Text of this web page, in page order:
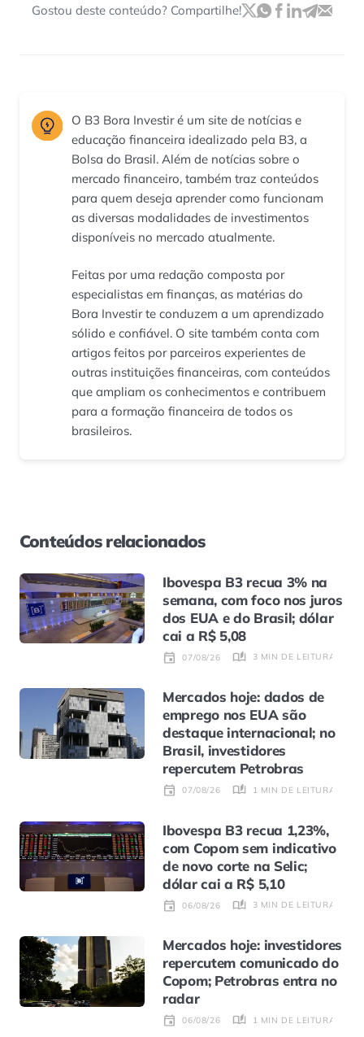
Gostou deste conteúdo? Compartilhe!
O B3 Bora Investir é um site de notícias e
educação financeira idealizado pela B3, a
Bolsa do Brasil. Além de notícias sobre o
mercado financeiro, também traz conteúdos
para quem deseja aprender como funcionam
as diversas modalidades de investimentos
disponíveis no mercado atualmente.
Feitas por uma redação composta por
especialistas em finanças, as matérias do
Bora Investir te conduzem a um aprendizado
sólido e confiável. O site também conta com
artigos feitos por parceiros experientes de
outras instituições financeiras, com conteúdos
que ampliam os conhecimentos e contribuem
para a formação financeira de todos os
brasileiros.
Conteúdos relacionados
Ibovespa B3 recua 3% na
semana, com foco nos juros
dos EUA e do Brasil; dólar
cai a R$ 5,08
07/08/26 3 MIN DE LEITURA
Mercados hoje: dados de
emprego nos EUA são
destaque internacional; no
Brasil, investidores
repercutem Petrobras
07/08/26 1 MIN DE LEITURA
Ibovespa B3 recua 1,23%,
com Copom sem indicativo
de novo corte na Selic;
dólar cai a R$ 5,10
06/08/26 3 MIN DE LEITURA
Mercados hoje: investidores
repercutem comunicado do
Copom; Petrobras entra no
radar
06/08/26 1 MIN DE LEITURA